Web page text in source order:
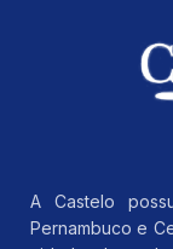
A Castelo
Pernambuco e